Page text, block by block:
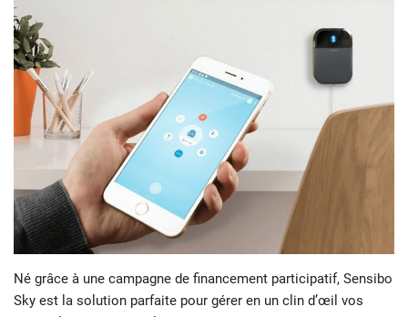
Né grâce à une campagne de financement participatif, Sensibo
Sky est la solution parfaite pour gérer en un clin d’œil vos